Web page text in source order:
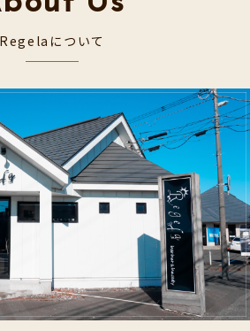
Regelaについて